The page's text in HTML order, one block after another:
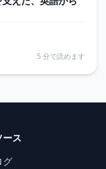
5 分で読めます
ース
グ